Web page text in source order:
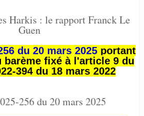
Harkis : le rapport Franck Le
Guen
du 20 mars 2025portant
fixé à l'article 9 du
394 du 18 mars 2022
256 du 20 mars 2025